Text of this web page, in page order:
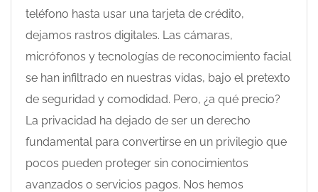
teléfono hasta usar una tarjeta de crédito,
dejamos rastros digitales. Las cámaras,
micrófonos y tecnologías de reconocimiento facial
se han infiltrado en nuestras vidas, bajo el pretexto
de seguridad y comodidad. Pero, ¿a qué precio?
La privacidad ha dejado de ser un derecho
fundamental para convertirse en un privilegio que
pocos pueden proteger sin conocimientos
avanzados o servicios pagos. Nos hemos